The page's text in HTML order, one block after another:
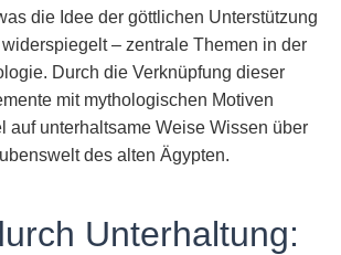
die Idee der göttlichen Unterstützung
– zentrale Themen in der
Durch die Verknüpfung dieser
mit mythologischen Motiven
auf unterhaltsame Weise Wissen über
des alten Ägypten.
Unterhaltung: